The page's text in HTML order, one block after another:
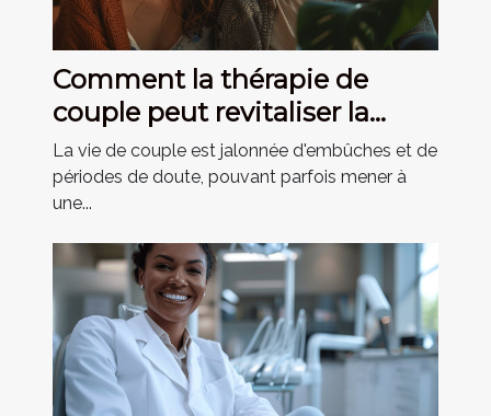
Comment la thérapie de
couple peut revitaliser la
relation amoureuse
La vie de couple est jalonnée d'embûches et de
périodes de doute, pouvant parfois mener à
une...